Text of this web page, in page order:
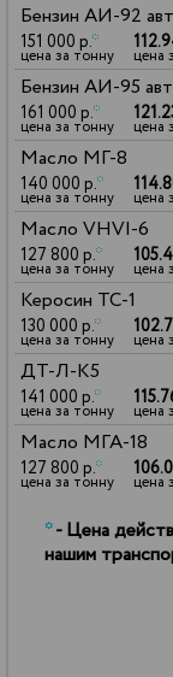
Бензин АИ-92
151 000 р.*
цена за тонну цена
Бензин АИ-95
161 000 р.*
цена за тонну цена
Масло МГ-8
140 000 р.*
цена за тонну цена
Масло VHVI-6
127 800 р.*
цена за тонну цена
Керосин ТС-1
130 000 р.*
цена за тонну цена
ДТ-Л-К5
141 000 р.*
цена за тонну цена
Масло МГА-18
127 800 р.*
цена за тонну цена
*- Цена
нашим